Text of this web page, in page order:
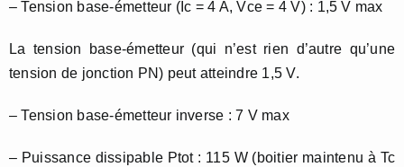
– Tension base-émetteur (Ic = 4 A, Vce = 4 V) : 1,5 V max
La tension base-émetteur (qui n’est rien d’autre qu’une
tension de jonction PN) peut atteindre 1,5 V.
– Tension base-émetteur inverse : 7 V max
– Puissance dissipable Ptot : 115 W (boitier maintenu à Tc